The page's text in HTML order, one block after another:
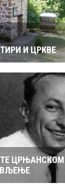
И ЦРКВЕ
ЦРЊАНСКОМ